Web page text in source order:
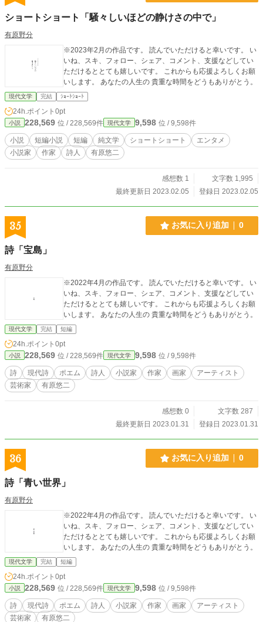
ショートショート「騒々しいほどの静けさの中で」
有原野分
※2023年2月の作品です。 読んでいただけると幸いです。 い
いね、スキ、フォロー、シェア、コメント、支援などしてい
ただけるととても嬉しいです。 これからも応援よろしくお願
いします。 あなたの人生の 貴重な時間をどうもありがとう。
現代文学 完結 ｼｮｰﾄｼｮｰﾄ
24h.ポイント 0pt
小説 228,569 位 / 228,569件 現代文学 9,598 位 / 9,598件
小説 短編小説 短編 純文学 ショートショート
エンタメ
小説家
作家 詩人 有原悠二
感想数 1
文字数 1,995
最終更新日 2023.02.05
登録日 2023.02.05
35 お気に入り追加 0
詩「宝島」
有原野分
※2022年4月の作品です。 読んでいただけると幸いです。 い
いね、スキ、フォロー、シェア、コメント、支援などしてい
ただけるととても嬉しいです。 これからも応援よろしくお願
いします。 あなたの人生の 貴重な時間をどうもありがとう。
現代文学 完結 短編
24h.ポイント 0pt
小説 228,569 位 / 228,569件 現代文学 9,598 位 / 9,598件
詩 現代詩 ポエム 詩人 小説家 作家 画家
アーティスト
芸術家
有原悠二
感想数 0
文字数 287
最終更新日 2023.01.31
登録日 2023.01.31
36 お気に入り追加 0
詩「青い世界」
有原野分
※2022年4月の作品です。 読んでいただけると幸いです。 い
いね、スキ、フォロー、シェア、コメント、支援などしてい
ただけるととても嬉しいです。 これからも応援よろしくお願
いします。 あなたの人生の 貴重な時間をどうもありがとう。
現代文学 完結 短編
24h.ポイント 0pt
小説 228,569 位 / 228,569件 現代文学 9,598 位 / 9,598件
詩 現代詩 ポエム 詩人 小説家 作家 画家
アーティスト
芸術家
有原悠二